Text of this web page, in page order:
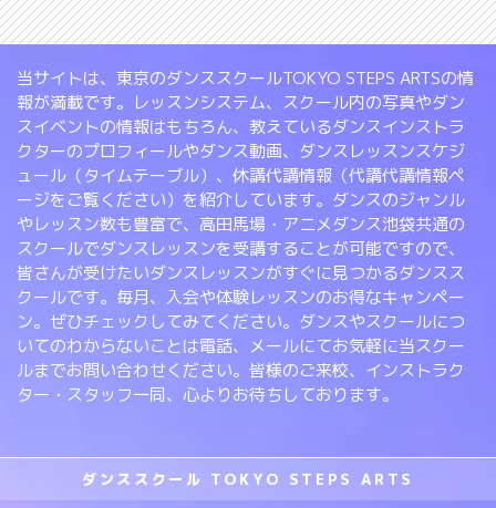
当サイトは、東京のダンススクールTOKYO STEPS ARTSの情
報が満載です。レッスンシステム、スクール内の写真やダン
スイベントの情報はもちろん、教えているダンスインストラ
クターのプロフィールやダンス動画、ダンスレッスンスケジ
ュール（タイムテーブル）、休講代講情報（代講代講情報ペ
ージをご覧ください）を紹介しています。ダンスのジャンル
やレッスン数も豊富で、高田馬場・アニメダンス池袋共通の
スクールでダンスレッスンを受講することが可能ですので、
皆さんが受けたいダンスレッスンがすぐに見つかるダンスス
クールです。毎月、入会や体験レッスンのお得なキャンペー
ン。ぜひチェックしてみてください。ダンスやスクールにつ
いてのわからないことは電話、メールにてお気軽に当スクー
ルまでお問い合わせください。皆様のご来校、インストラク
ター・スタッフ一同、心よりお待ちしております。
ダンススクール TOKYO STEPS ARTS